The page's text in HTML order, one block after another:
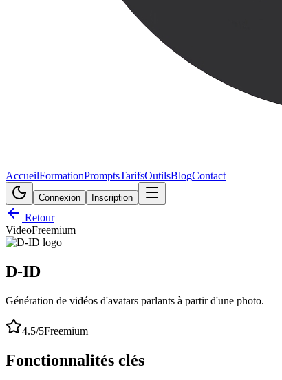
AccueilFormationPromptsTarifsOutilsBlogContact
Connexion Inscription
Retour
VideoFreemium
D-ID
Génération de vidéos d'avatars parlants à partir d'une photo.
4.5/5Freemium
Fonctionnalités clés